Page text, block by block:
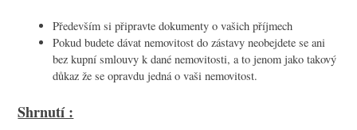
Především si připravte dokumenty o vašich příjmech
Pokud budete dávat nemovitost do zástavy neobejdete se ani
bez kupní smlouvy k dané nemovitosti, a to jenom jako takový
důkaz že se opravdu jedná o vaši nemovitost.
Shrnutí :